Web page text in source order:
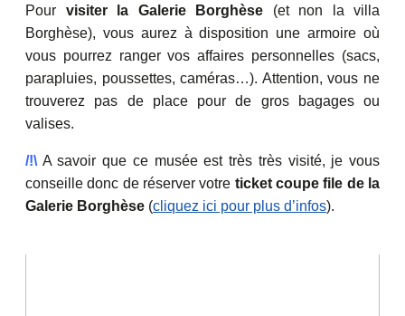
Pour visiter la Galerie Borghèse (et non la villa
Borghèse), vous aurez à disposition une armoire où
vous pourrez ranger vos affaires personnelles (sacs,
parapluies, poussettes, caméras…). Attention, vous ne
trouverez pas de place pour de gros bagages ou
valises.
/!\ A savoir que ce musée est très très visité, je vous
conseille donc de réserver votre ticket coupe file de la
Galerie Borghèse (cliquez ici pour plus d’infos).